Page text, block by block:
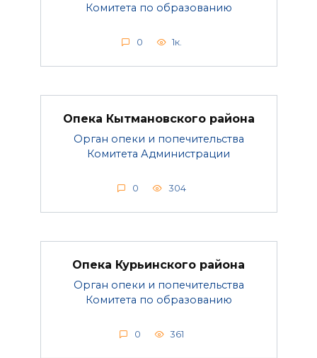
Комитета по образованию
0 1к.
Опека Кытмановского района
Орган опеки и попечительства
Комитета Администрации
0 304
Опека Курьинского района
Орган опеки и попечительства
Комитета по образованию
0 361